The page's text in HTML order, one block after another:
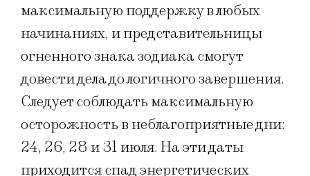
максимальную поддержку в любых
начинаниях, и представительницы
огненного знака зодиака смогут
довести дела до логичного завершения.
Следует соблюдать максимальную
осторожность в неблагоприятные дни:
24, 26, 28 и 31 июля. На эти даты
приходится спад энергетических